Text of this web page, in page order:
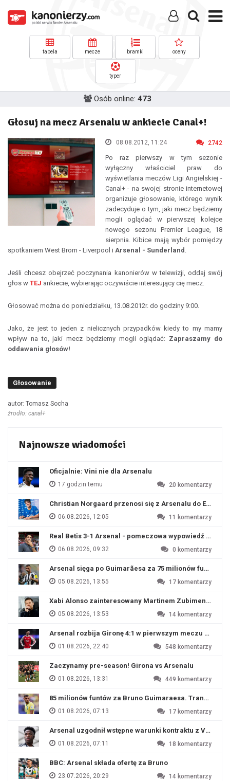
tabela mecze bramki oceny
typer
Osób online: 473
Głosuj na mecz Arsenalu w ankiecie Canal+!
08.08.2012, 11:24 2742
Po raz pierwszy w tym sezonie
wyłączny właściciel praw do
wyświetlania meczów Ligi Angielskiej -
Canal+ - na swojej stronie internetowej
organizuje głosowanie, którego wynik
zadecyduje o tym, jaki mecz będziemy
mogli oglądać w pierwszej kolejce
nowego sezonu Premier League, 18
sierpnia. Kibice mają wybór pomiędzy
spotkaniem West Brom - Liverpool i Arsenal - Sunderland .
Jeśli chcesz obejrzeć poczynania kanonierów w telewizji, oddaj swój
głos w TEJ ankiecie, wybierając oczywiście interesujący cię mecz.
Głosować można do poniedziałku, 13.08.2012r. do godziny 9:00.
Jako, że jest to jeden z nielicznych przypadków kiedy to my mamy
wpływ na to, jaki mecz będziemy mogli oglądać: Zapraszamy do
oddawania głosów!
Głosowanie
autor: Tomasz Socha
źrodło: canal+
Najnowsze wiadomości
Oficjalnie: Vini nie dla Arsenalu
17 godzin temu 20 komentarzy
Christian Norgaard przenosi się z Arsenalu do
06.08.2026, 12:05 11 komentarzy
Real Betis 3-1 Arsenal - pomeczowa wypowiedź Artety
06.08.2026, 09:32 0 komentarzy
Arsenal sięga po Guimarãesa za 75 milionów funtów
05.08.2026, 13:55 17 komentarzy
Xabi Alonso zainteresowany Martinem Zubimendim
05.08.2026, 13:53 14 komentarzy
Arsenal rozbija Gironę 4:1 w pierwszym meczu
01.08.2026, 22:40 548 komentarzy
Zaczynamy pre-season! Girona vs Arsenalu
01.08.2026, 13:31 449 komentarzy
85 milionów funtów za Bruno Guimaraesa. Transfer
01.08.2026, 07:13 17 komentarzy
Arsenal uzgodnił wstępne warunki kontraktu z
01.08.2026, 07:11 18 komentarzy
BBC: Arsenal składa ofertę za Bruno
23.07.2026, 20:29 14 komentarzy